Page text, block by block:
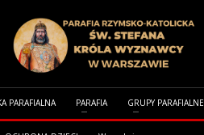
PARAFIALNA PARAFIA GRUPY PARAFIALNE